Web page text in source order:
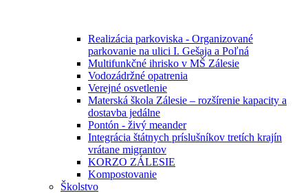
Realizácia parkoviska - Organizované
parkovanie na ulici I. Gešaja a Poľná
Multifunkčné ihrisko v MŠ Zálesie
Vodozádržné opatrenia
Verejné osvetlenie
Materská škola Zálesie – rozšírenie kapacity a
dostavba jedálne
Pontón - živý meander
Integrácia štátnych príslušníkov tretích krajín
vrátane migrantov
KORZO ZÁLESIE
Kompostovanie
Školstvo